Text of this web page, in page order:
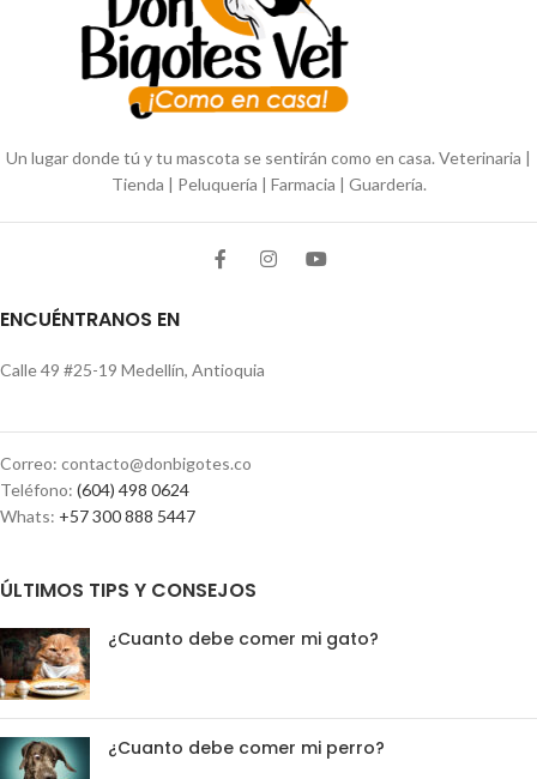
Un lugar donde tú y tu mascota se sentirán como en casa. Veterinaria |
Tienda | Peluquería | Farmacia | Guardería.
ENCUÉNTRANOS EN
Calle 49 #25-19 Medellín, Antioquia
Correo: contacto@donbigotes.co
Teléfono: (604) 498 0624
Whats: +57 300 888 5447
ÚLTIMOS TIPS Y CONSEJOS
¿Cuanto debe comer mi gato?
¿Cuanto debe comer mi perro?